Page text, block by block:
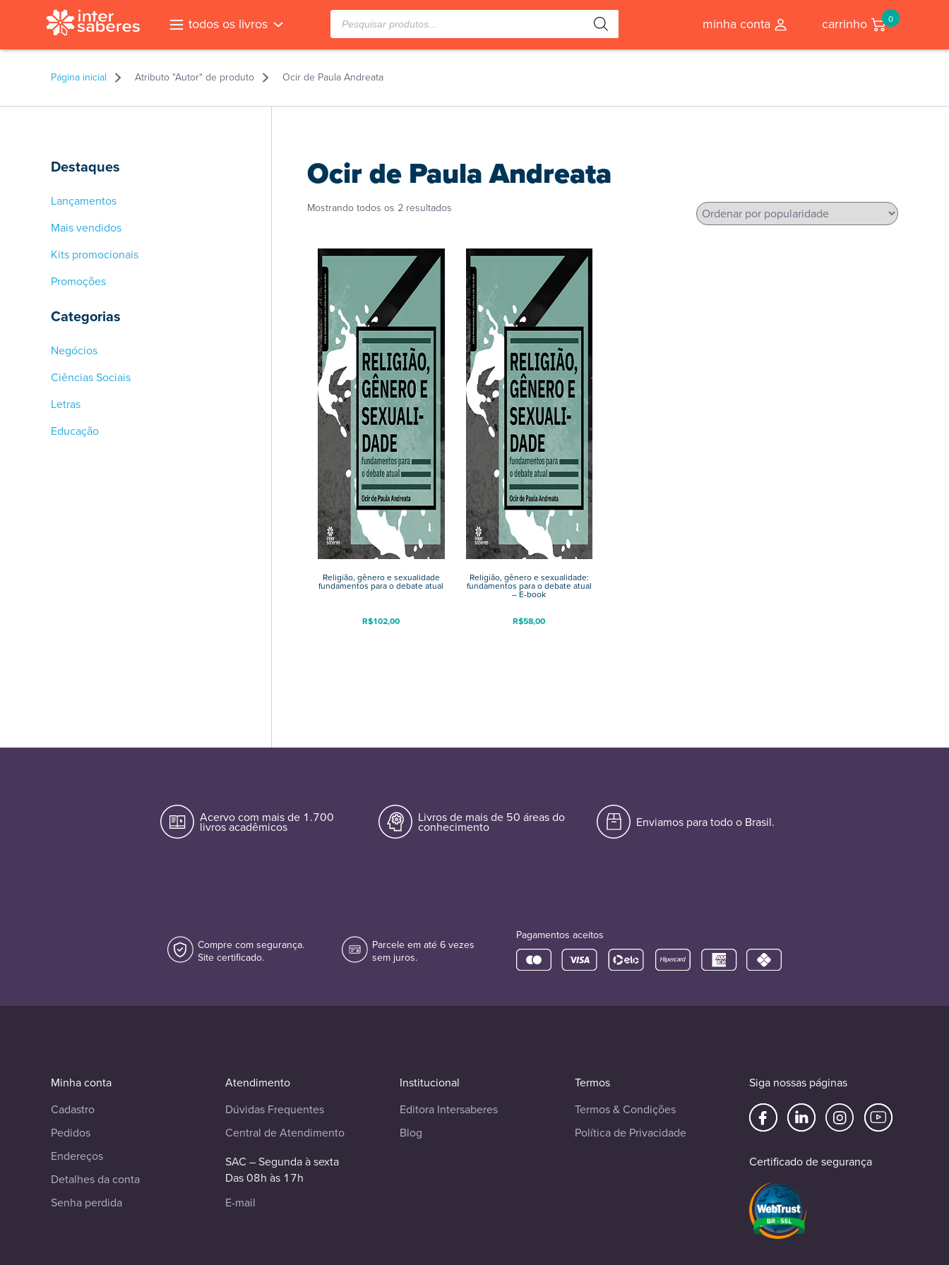
todos os livros Pesquisar
produtos minha conta carrinho 0
Página inicial Atributo "Autor" de produto Ocir de Paula Andreata
Destaques
Lançamentos
Mais vendidos
Kits promocionais
Promoções
Categorias
Negócios
Ciências Sociais
Letras
Educação
Ocir de Paula Andreata
Mostrando todos os 2 resultados
Religião, gênero e sexualidade
fundamentos para o debate atual
R$102,00
Religião, gênero e sexualidade:
fundamentos para o debate atual
– E-book
R$58,00
Acervo com mais de 1.700
livros acadêmicos
Livros de mais de 50 áreas do
conhecimento Enviamos para todo o Brasil.
Compre com segurança.
Site certificado.
Parcele em até 6 vezes
sem juros.
Pagamentos aceitos
Minha conta
Cadastro
Pedidos
Endereços
Detalhes da conta
Senha perdida
Atendimento
Dúvidas Frequentes
Central de Atendimento
SAC – Segunda à sexta
Das 08h às 17h
E-mail
Institucional
Editora Intersaberes
Blog
Termos
Termos & Condições
Política de Privacidade
Siga nossas páginas
Certificado de segurança